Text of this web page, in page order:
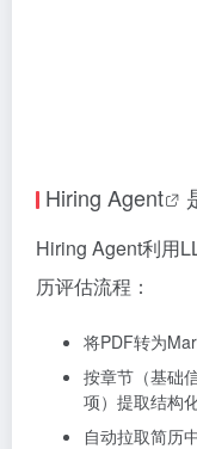
Hiring Agent
Hiring Agent利用
历评估流程：
将PDF转为
按章节（基础
项）提取结构
自动拉取简历